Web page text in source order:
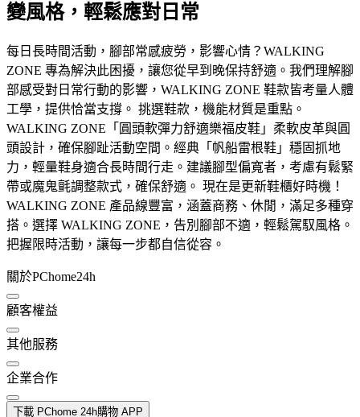
變風格，輕鬆應對日常
每日長時間活動，腳部常感疲勞，影響心情？WALKING
ZONE 專為解決此困擾，讓您從早到晚保持舒適。我們理解腳
部感受對日常行動的影響，WALKING ZONE 鞋款皆考量人體
工學，提供恰當支撐。 挑選鞋款，機能材質是重點。
WALKING ZONE「圓頭軟彈力舒適樂福皮鞋」柔軟皮革與圓
頭設計，確保腳趾活動空間。經典「帆船雷根鞋」穩固抓地
力，輕量鞋身適合長時間行走。建議腳型偏寬者，考慮有鬆緊
帶或魔鬼氈調整款式，確保舒適。 現在是更新鞋櫃好時機！
WALKING ZONE 產品線豐富，涵蓋商務、休閒，滿足多種穿
搭。選擇 WALKING ZONE，告別腳部不適，輕鬆駕馭風格。
把握限時活動，讓每一步都自信從容。
關於PChome24h
顧客權益
其他服務
企業合作
下載 PChome 24h購物 APP